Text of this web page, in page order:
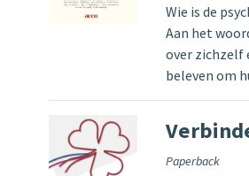
Wie is de
Aan het
over zichzelf
beleven om
Paperback